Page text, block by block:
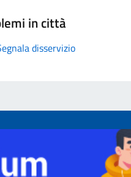
in città
disservizio